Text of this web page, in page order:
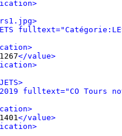
</value>
fulltext="CO Tours
</value>